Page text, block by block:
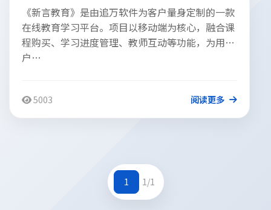
《新言教育》是由追万软件为客户量身定制的一款
在线教育学习平台。项目以移动端为核心，融合课
程购买、学习进度管理、教师互动等功能，为用
户…
5003 阅读更多
1 1/1